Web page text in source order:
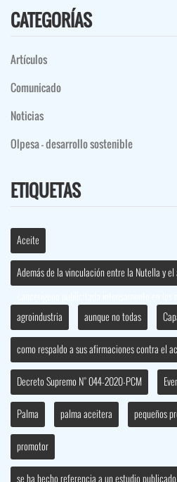
Artículos
Comunicado
Noticias
Olpesa - desarrollo sostenible
ETIQUETAS
Aceite
cancerígeno publicitada intensamente en los
agroindustria
aunque no todas
Decreto Supremo N° 044-2020-PCM
Palma palma aceitera pequeños
promotor
se ha hecho referencia a un estudio
(doi:10.1038/nature20791; G. Pascual et al.
se ha hecho referencia a un estudio publicado